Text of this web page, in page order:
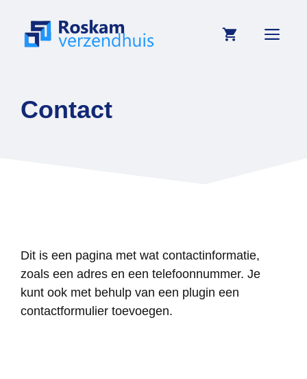
Contact
Dit is een pagina met wat contactinformatie,
zoals een adres en een telefoonnummer. Je
kunt ook met behulp van een plugin een
contactformulier toevoegen.